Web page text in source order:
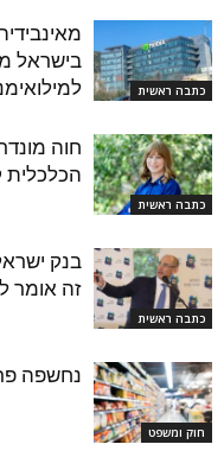
כתבה ראשית
בישראל
כתבה ראשית
חוה
הכלכלית
כתבה ראשית
בנק
זה אומר
חוק ומשפט
נחשפה